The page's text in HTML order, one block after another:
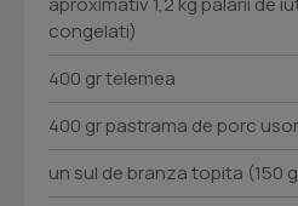
congelati)
400 gr telemea
400 gr pastrama de porc
un sul de branza topita (150